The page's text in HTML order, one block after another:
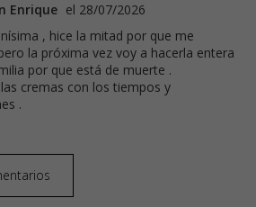
Enrique el 28/07/2026
, hice la mitad por que me
la próxima vez voy a hacerla entera
por que está de muerte .
cremas con los tiempos y
.